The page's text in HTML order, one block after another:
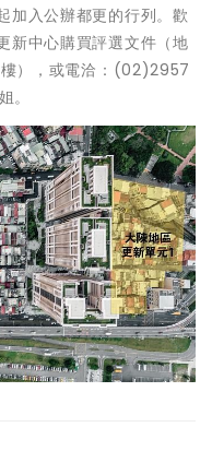
加入公辦都更的行列。歡
新中心購買評選文件（地
），或電洽：(02)2957
。